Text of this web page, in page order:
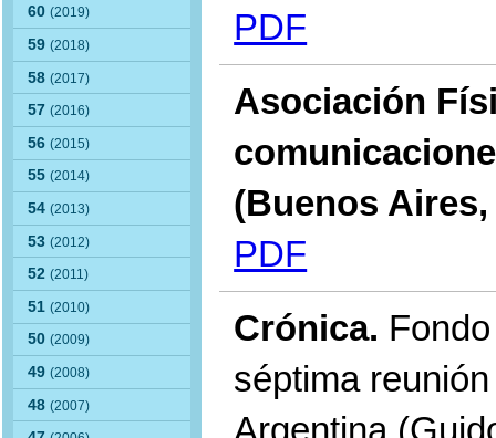
60(2019)
59(2018)
58(2017)
57(2016)
56(2015)
55(2014)
54(2013)
53(2012)
52(2011)
51(2010)
50(2009)
49(2008)
48(2007)
PDF
Asociación
(Buenos
PDF
Crónica.
séptima
Argentina